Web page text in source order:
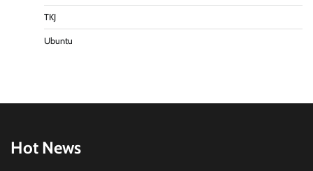
TKJ
Ubuntu
Hot News